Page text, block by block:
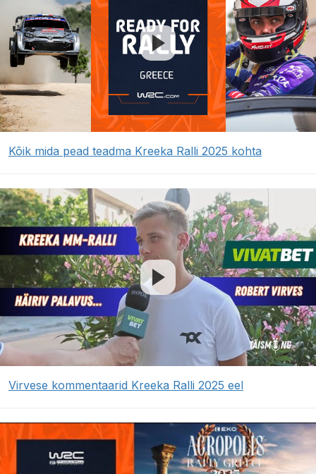
Kõik mida pead teadma Kreeka Ralli 2025 kohta
Virvese kommentaarid Kreeka Ralli 2025 eel